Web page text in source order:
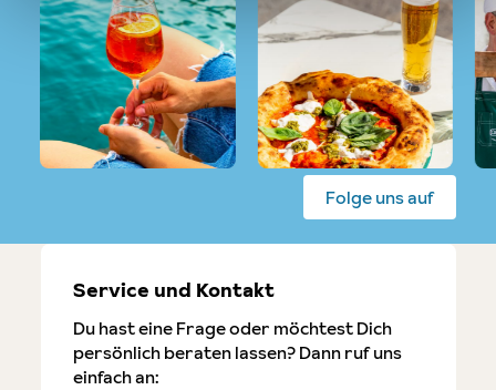
Folge uns auf
Service und Kontakt
Du hast eine Frage oder möchtest Dich
persönlich beraten lassen? Dann ruf uns
einfach an: